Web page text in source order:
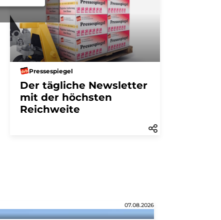
Pressespiegel
Der tägliche Newsletter
mit der höchsten
Reichweite
07.08.2026